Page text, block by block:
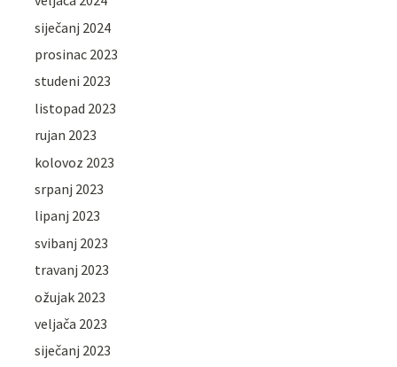
siječanj 2024
prosinac 2023
studeni 2023
listopad 2023
rujan 2023
kolovoz 2023
srpanj 2023
lipanj 2023
svibanj 2023
travanj 2023
ožujak 2023
veljača 2023
siječanj 2023